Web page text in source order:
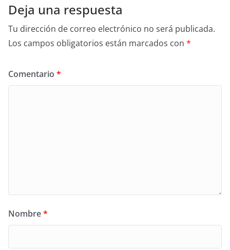
Deja una respuesta
Tu dirección de correo electrónico no será publicada.
Los campos obligatorios están marcados con *
Comentario *
Nombre*